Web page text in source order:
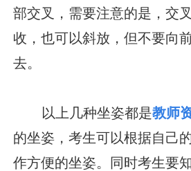
部交叉，需要注意的是，交
收，也可以斜放，但不要向
去。
以上几种坐姿都是教师
的坐姿，考生可以根据自己
作方便的坐姿。同时考生要